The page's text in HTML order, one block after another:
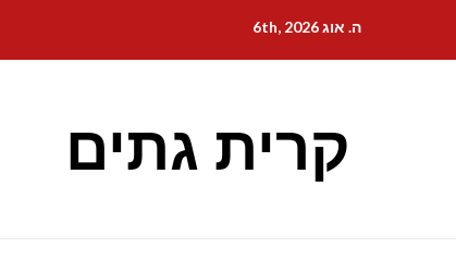
content
ה. אוג 6th, 2026
קרית גתים